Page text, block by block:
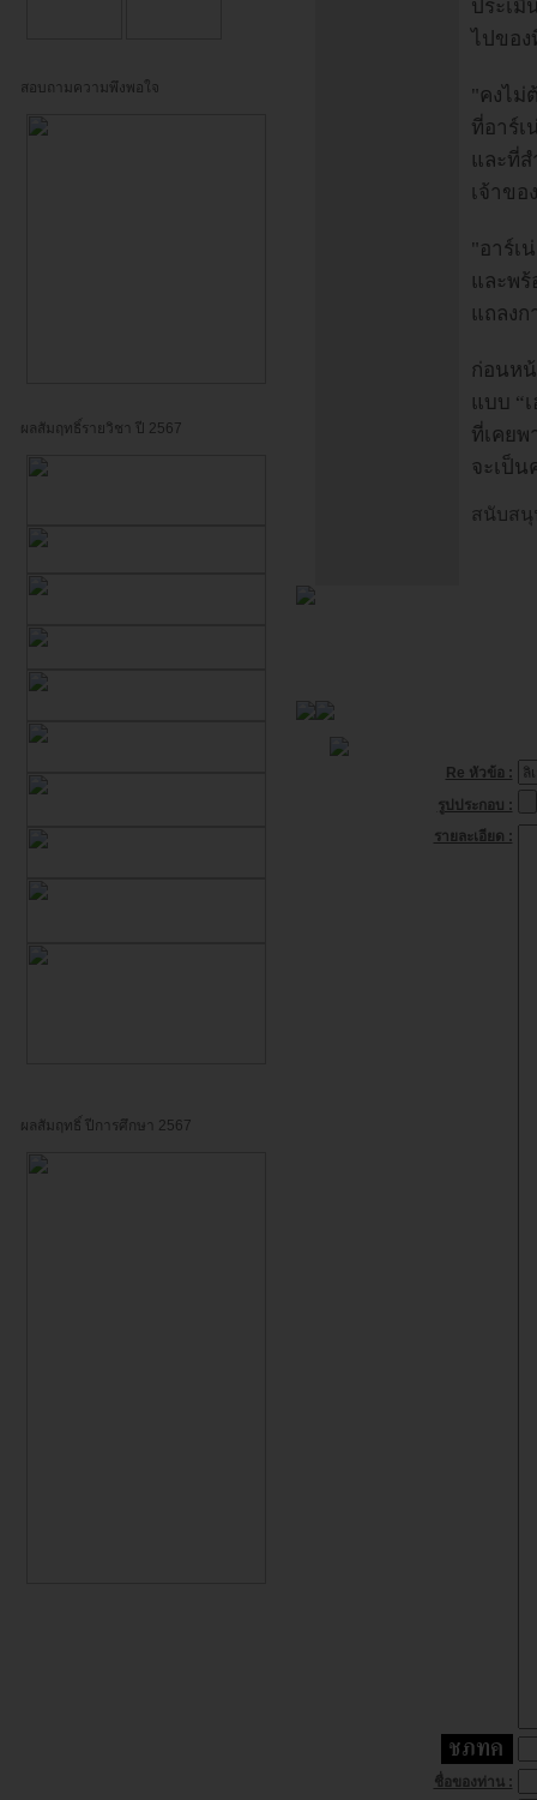
สอบถามความพึงพอใจ
ผลสัมฤทธิ์รายวิชา ปี 2567
ผลสัมฤทธิ์ ปีการศึกษา 2567
ประเ
ไปของ
"คงไม่
ที่อาร์
และที่
เจ้าขอ
"อาร์เ
และพ
แถลง
ก่อนหน้
แบบ “
ที่เคย
จะเป็
สนับสนุ
Re หัวข้อ :
รูปประกอบ :
รายละเอียด :
ชื่อของท่าน :